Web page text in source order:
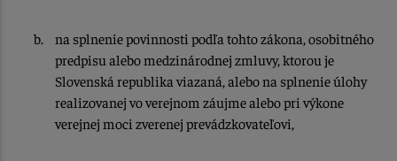
na splnenie povinnosti podľa tohto zákona, osobitného
predpisu alebo medzinárodnej zmluvy, ktorou je
Slovenská republika viazaná, alebo na splnenie úlohy
realizovanej vo verejnom záujme alebo pri výkone
verejnej moci zverenej prevádzkovateľovi,